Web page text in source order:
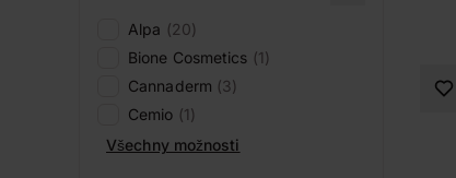
Alpa (20)
Bione Cosmetics (1)
Cannaderm (3)
Cemio (1)
Všechny možnosti